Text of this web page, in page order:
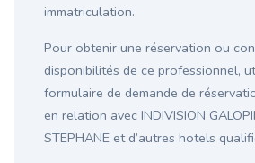
immatriculation.
Pour obtenir une réservation ou
disponibilités de ce professionnel,
formulaire de demande de
en relation avec INDIVISION
STEPHANE et d’autres hotels